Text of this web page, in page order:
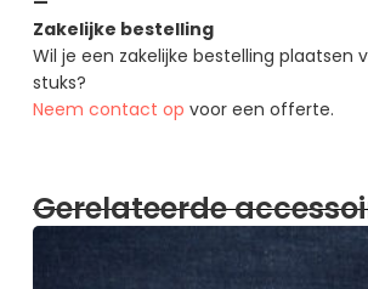
Zakelijke bestelling
Wil je een zakelijke bestelling plaatsen
stuks?
Neem contact op voor een offerte.
Gerelateerde